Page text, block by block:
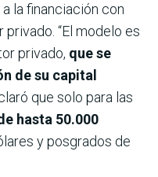
la financiación con
“El modelo es
privado, que se
de su capital
que solo para las
hasta 50.000
y posgrados de